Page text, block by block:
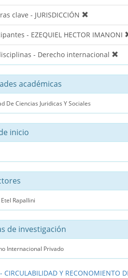
clave - JURISDICCIÓN
- EZEQUIEL HECTOR IMANONI
- Derecho internacional
académicas
De Ciencias Juridicas Y Sociales
inicio
Rapallini
de investigación
Internacional Privado
CIRCULABILIDAD Y RECONOMIENTO